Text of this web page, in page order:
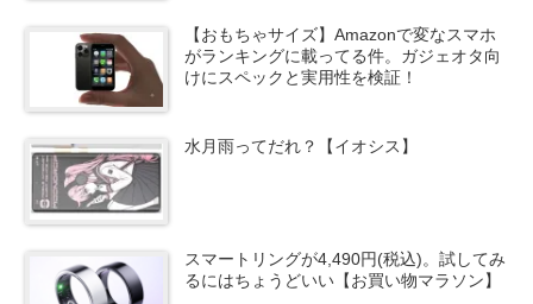
【おもちゃサイズ】Amazonで変なスマホ
がランキングに載ってる件。ガジェオタ向
けにスペックと実用性を検証！
水月雨ってだれ？【イオシス】
スマートリングが4,490円(税込)。試してみ
るにはちょうどいい【お買い物マラソン】